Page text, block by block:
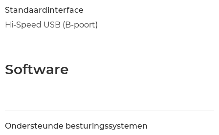
Standaardinterface
Hi-Speed USB (B-poort)
Software
Ondersteunde besturingssystemen